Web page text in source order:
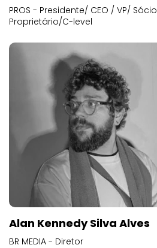
PROS - Presidente/ CEO / VP/ Sócio
Proprietário/C-level
Alan Kennedy Silva Alves
BR MEDIA - Diretor